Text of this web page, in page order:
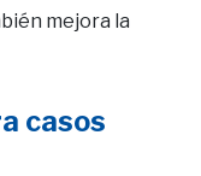
mejora la
casos